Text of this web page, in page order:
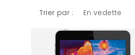
Trier par :